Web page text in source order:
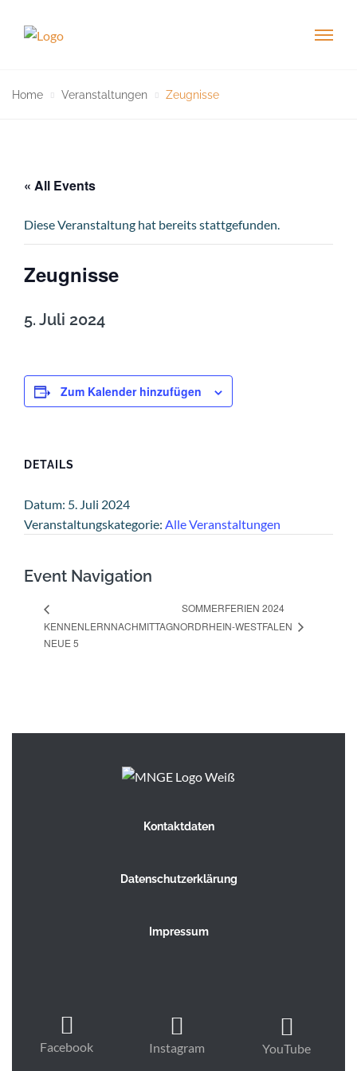
Home Veranstaltungen Zeugnisse
« All Events
Diese Veranstaltung hat bereits stattgefunden.
Zeugnisse
5. Juli 2024
Zum Kalender hinzufügen
DETAILS
Datum: 5. Juli 2024
Veranstaltungskategorie: Alle Veranstaltungen
Event Navigation
KENNENLERNNACHMITTAG
NEUE 5
SOMMERFERIEN 2024
NORDRHEIN-WESTFALEN
Kontaktdaten
Datenschutzerklärung
Impressum
Facebook Instagram YouTube